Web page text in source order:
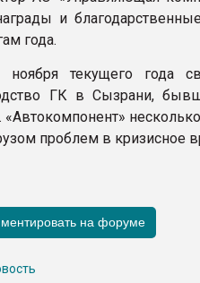
и
года.
текущего года
ГК в Сызрани,
проблем в кризисное